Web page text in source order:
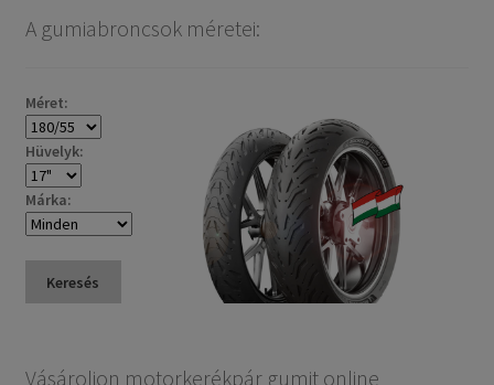
A gumiabroncsok méretei:
Méret:
Hüvelyk:
Márka:
Keresés
Vásároljon motorkerékpár gumit online